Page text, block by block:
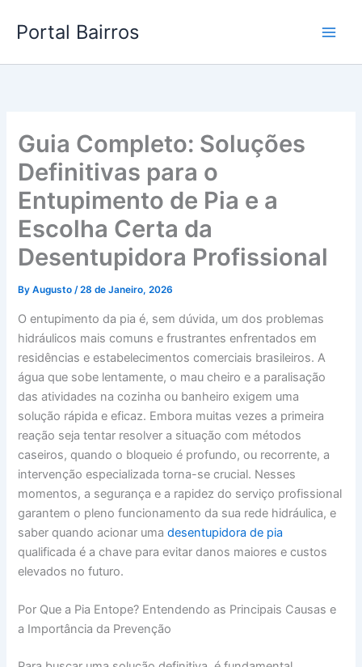
Portal Bairros
Guia Completo: Soluções
Definitivas para o
Entupimento de Pia e a
Escolha Certa da
Desentupidora Profissional
ByAugusto/28 de Janeiro, 2026
O entupimento da pia é, sem dúvida, um dos problemas
hidráulicos mais comuns e frustrantes enfrentados em
residências e estabelecimentos comerciais brasileiros. A
água que sobe lentamente, o mau cheiro e a paralisação
das atividades na cozinha ou banheiro exigem uma
solução rápida e eficaz. Embora muitas vezes a primeira
reação seja tentar resolver a situação com métodos
caseiros, quando o bloqueio é profundo, ou recorrente, a
intervenção especializada torna-se crucial. Nesses
momentos, a segurança e a rapidez do serviço profissional
garantem o pleno funcionamento da sua rede hidráulica, e
saber quando acionar umadesentupidora de pia
qualificada é a chave para evitar danos maiores e custos
elevados no futuro.
Por Que a Pia Entope? Entendendo as Principais Causas e
a Importância da Prevenção